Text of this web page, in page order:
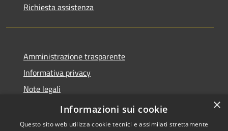
Richiesta assistenza
Amministrazione trasparente
Informativa privacy
Note legali
Dichiarazione di accessibilità
×
Informazioni sui cookie
Questo sito web utilizza cookie tecnici e assimilati strettamente